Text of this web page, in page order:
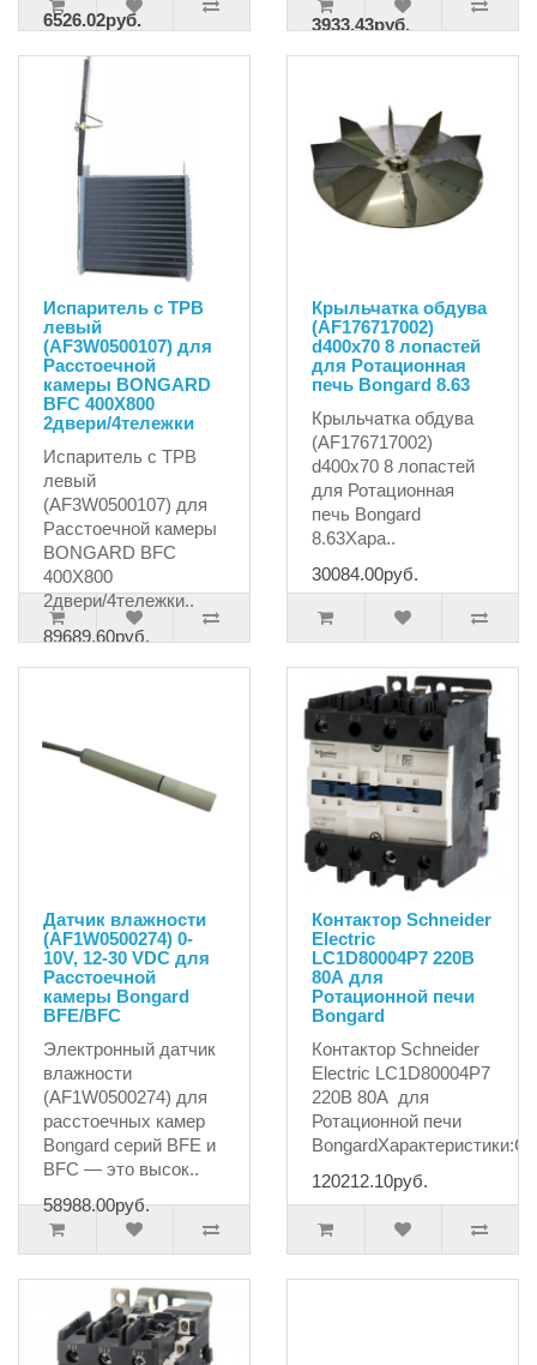
6526.02руб.
3933.43руб.
Испаритель с ТРВ
левый
(AF3W0500107) для
Расстоечной
камеры BONGARD
BFC 400X800
2двери/4тележки
Испаритель с ТРВ
левый
(AF3W0500107) для
Расстоечной камеры
BONGARD BFC
400X800
2двери/4тележки..
89689.60руб.
Крыльчатка обдува
(AF176717002)
d400x70 8 лопастей
для Ротационная
печь Bongard 8.63
Крыльчатка обдува
(AF176717002)
d400x70 8 лопастей
для Ротационная
печь Bongard
8.63Хара..
30084.00руб.
Датчик влажности
(AF1W0500274) 0-
10V, 12-30 VDC для
Расстоечной
камеры Bongard
BFE/BFC
Электронный датчик
влажности
(AF1W0500274) для
расстоечных камер
Bongard серий BFE и
BFC — это высок..
58988.00руб.
Контактор Schneider
Electric
LC1D80004P7 220В
80А для
Ротационной печи
Bongard
Контактор Schneider
Electric LC1D80004P7
220В 80А для
Ротационной печи
BongardХарактеристики:С..
120212.10руб.